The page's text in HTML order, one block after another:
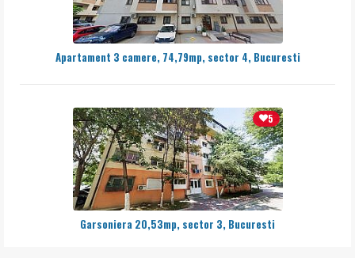
Apartament 3 camere, 74,79mp, sector 4, Bucuresti
5
Garsoniera 20,53mp, sector 3, Bucuresti